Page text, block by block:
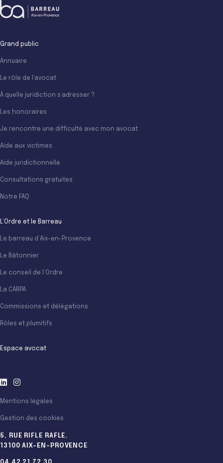
Grand public
Annuaire
Le rôle de l’avocat
À quelle juridiction s’adresser ?
Les honoraires
Je rencontre une difficulté avec mon avocat
Aide aux victimes
Aide juridictionnelle
Consultations gratuites
Notre FAQ
L’Ordre et le Barreau
Le barreau d’Aix-en-Provence
Le Bâtonnier
Le conseil de l’Ordre
La CARPA
Commissions et délégations
Rôles et plumitifs
Espace avocat
Mentions légales
Gestion des cookies
5, RUE RIFLE RAFLE,
13100 AIX-EN-PROVENCE